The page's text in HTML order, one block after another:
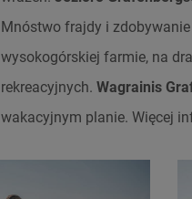
Mnóstwo frajdy i
wysokogórskiej farmie, na
rekreacyjnych. Wagrainis
wakacyjnym planie. Więcej